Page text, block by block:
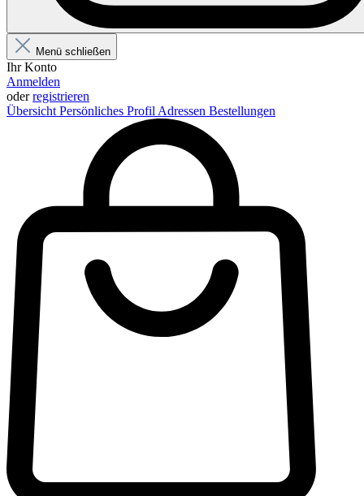
Menü schließen
Ihr Konto
Anmelden
oderregistrieren
Übersicht Persönliches Profil Adressen Bestellungen